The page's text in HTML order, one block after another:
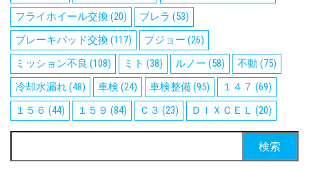
フライホイール交換(20) ブレラ (53)
ブレーキパッド交換(117) プジョー (26)
ミッション不良 (108) ミト (38) ルノー (58) 不動 (75)
冷却水漏れ(48) 車検 (24) 車検整備(95) １４７ (69)
１５６ (44) １５９ (84) Ｃ３ (23) ＤＩＸＣＥＬ (20)
索: